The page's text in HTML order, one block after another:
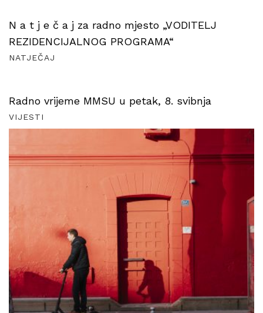
N a t j e č a j za radno mjesto „VODITELJ
REZIDENCIJALNOG PROGRAMA“
NATJEČAJ
Radno vrijeme MMSU u petak, 8. svibnja
VIJESTI